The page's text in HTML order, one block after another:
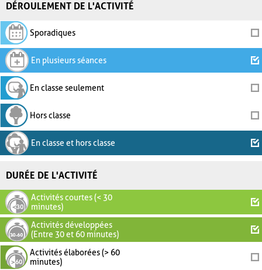
DÉROULEMENT DE L'ACTIVITÉ
Sporadiques
En plusieurs séances
En classe seulement
Hors classe
En classe et hors classe
DURÉE DE L'ACTIVITÉ
Activités courtes (< 30
minutes)
Activités développées
(Entre 30 et 60 minutes)
Activités élaborées (> 60
minutes)